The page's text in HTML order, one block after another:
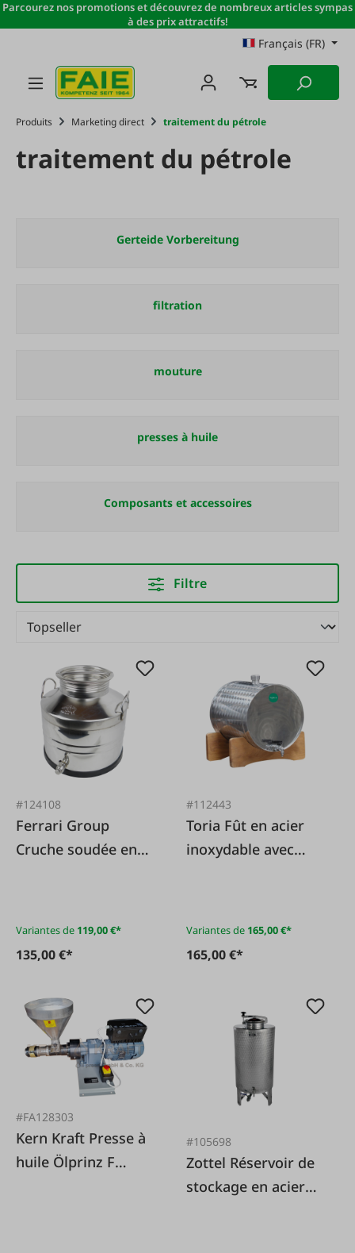
Passer au contenu principal
Parcourez nos promotions et découvrez de nombreux articles sympas
à des prix attractifs!
Français (FR)
Produits Marketing direct traitement du pétrole
traitement du pétrole
Gerteide Vorbereitung
filtration
mouture
presses à huile
Composants et accessoires
Filtre
#124108
Ferrari Group
Cruche soudée en
Variantes de 119,00 €*
135,00 €*
#112443
Toria Fût en acier
inoxydable avec
Variantes de 165,00 €*
165,00 €*
#FA128303
Kern Kraft Presse à
huile Ölprinz F
#105698
Zottel Réservoir de
stockage en acier